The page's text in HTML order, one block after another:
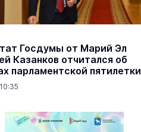
Госдумы от Марий Эл
Казанков отчитался об
парламентской пятилетки